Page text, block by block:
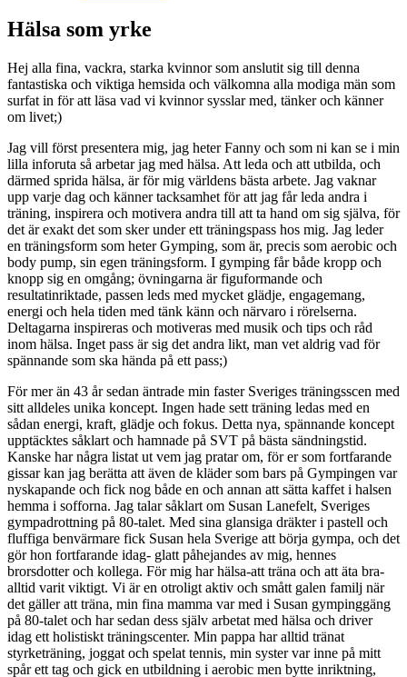
Hälsa som yrke
Hej alla fina, vackra, starka kvinnor som anslutit sig till denna
fantastiska och viktiga hemsida och välkomna alla modiga män som
surfat in för att läsa vad vi kvinnor sysslar med, tänker och känner
om livet;)
Jag vill först presentera mig, jag heter Fanny och som ni kan se i min
lilla inforuta så arbetar jag med hälsa. Att leda och att utbilda, och
därmed sprida hälsa, är för mig världens bästa arbete. Jag vaknar
upp varje dag och känner tacksamhet för att jag får leda andra i
träning, inspirera och motivera andra till att ta hand om sig själva, för
det är exakt det som sker under ett träningspass hos mig. Jag leder
en träningsform som heter Gymping, som är, precis som aerobic och
body pump, sin egen träningsform. I gymping får både kropp och
knopp sig en omgång; övningarna är figuformande och
resultatinriktade, passen leds med mycket glädje, engagemang,
energi och hela tiden med tänk känn och närvaro i rörelserna.
Deltagarna inspireras och motiveras med musik och tips och råd
inom hälsa. Inget pass är sig det andra likt, man vet aldrig vad för
spännande som ska hända på ett pass;)
För mer än 43 år sedan äntrade min faster Sveriges träningsscen med
sitt alldeles unika koncept. Ingen hade sett träning ledas med en
sådan energi, kraft, glädje och fokus. Detta nya, spännande koncept
upptäcktes såklart och hamnade på SVT på bästa sändningstid.
Kanske har några listat ut vem jag pratar om, för er som fortfarande
gissar kan jag berätta att även de kläder som bars på Gympingen var
nyskapande och fick nog både en och annan att sätta kaffet i halsen
hemma i sofforna. Jag talar såklart om Susan Lanefelt, Sveriges
gympadrottning på 80-talet. Med sina glansiga dräkter i pastell och
fluffiga benvärmare fick Susan hela Sverige att börja gympa, och det
gör hon fortfarande idag- glatt påhejandes av mig, hennes
brorsdotter och kollega. För mig har hälsa-att träna och att äta bra-
alltid varit viktigt. Vi är en otroligt aktiv och smått galen familj när
det gäller att träna, min fina mamma var med i Susan gympinggäng
på 80-talet och har sedan dess själv arbetat med hälsa och driver
idag ett holistiskt träningscenter. Min pappa har alltid tränat
styrketräning, joggat och spelat tennis, min syster var inne på mitt
spår ett tag och gick en utbildning i aerobic men bytte inriktning,